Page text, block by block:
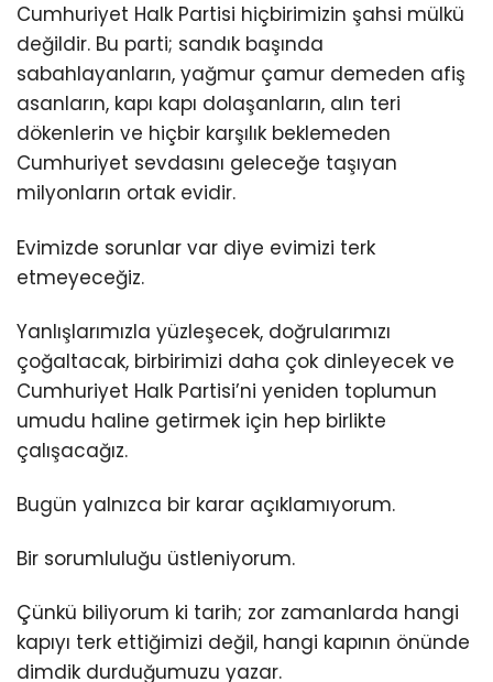
Cumhuriyet Halk Partisi hiçbirimizin şahsi mülkü
değildir. Bu parti; sandık başında
sabahlayanların, yağmur çamur demeden afiş
asanların, kapı kapı dolaşanların, alın teri
dökenlerin ve hiçbir karşılık beklemeden
Cumhuriyet sevdasını geleceğe taşıyan
milyonların ortak evidir.
Evimizde sorunlar var diye evimizi terk
etmeyeceğiz.
Yanlışlarımızla yüzleşecek, doğrularımızı
çoğaltacak, birbirimizi daha çok dinleyecek ve
Cumhuriyet Halk Partisi’ni yeniden toplumun
umudu haline getirmek için hep birlikte
çalışacağız.
Bugün yalnızca bir karar açıklamıyorum.
Bir sorumluluğu üstleniyorum.
Çünkü biliyorum ki tarih; zor zamanlarda hangi
kapıyı terk ettiğimizi değil, hangi kapının önünde
dimdik durduğumuzu yazar.